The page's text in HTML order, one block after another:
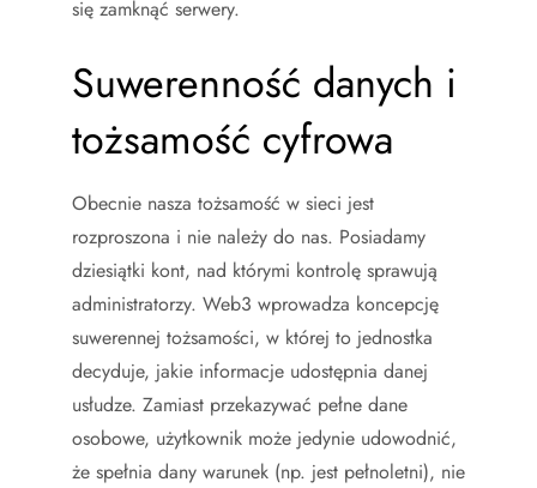
się zamknąć serwery.
Suwerenność danych i
tożsamość cyfrowa
Obecnie nasza tożsamość w sieci jest
rozproszona i nie należy do nas. Posiadamy
dziesiątki kont, nad którymi kontrolę sprawują
administratorzy. Web3 wprowadza koncepcję
suwerennej tożsamości, w której to jednostka
decyduje, jakie informacje udostępnia danej
usłudze. Zamiast przekazywać pełne dane
osobowe, użytkownik może jedynie udowodnić,
że spełnia dany warunek (np. jest pełnoletni), nie